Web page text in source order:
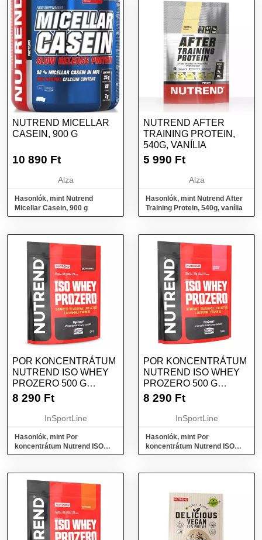
NUTREND MICELLAR
CASEIN, 900 G
10 890 Ft
Alza
Hasonlók, mint Nutrend
Micellar Casein, 900 g
NUTREND AFTER
TRAINING PROTEIN,
540G, VANÍLIA
5 990 Ft
Alza
Hasonlók, mint Nutrend After
Training Protein, 540g, vanília
POR KONCENTRÁTUM
NUTREND ISO WHEY
PROZERO 500 G
KEKSZ-TEJSZÍN
8 290 Ft
InSportLine
Hasonlók, mint Por
koncentrátum Nutrend ISO
WHEY Prozero 500 g keksz-
POR KONCENTRÁTUM
NUTREND ISO WHEY
PROZERO 500 G
EPRES SAJTTORTA
8 290 Ft
InSportLine
Hasonlók, mint Por
koncentrátum Nutrend ISO
WHEY Prozero 500 g epres